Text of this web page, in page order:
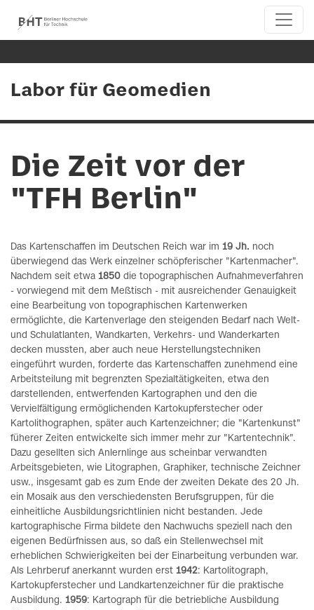
Labor für Geomedien
Die Zeit vor der
"TFH Berlin"
Das Kartenschaffen im Deutschen Reich war im 19 Jh. noch
überwiegend das Werk einzelner schöpferischer "Kartenmacher".
Nachdem seit etwa 1850 die topographischen Aufnahmeverfahren
- vorwiegend mit dem Meßtisch - mit ausreichender Genauigkeit
eine Bearbeitung von topographischen Kartenwerken
ermöglichte, die Kartenverlage den steigenden Bedarf nach Welt-
und Schulatlanten, Wandkarten, Verkehrs- und Wanderkarten
decken mussten, aber auch neue Herstellungstechniken
eingeführt wurden, forderte das Kartenschaffen zunehmend eine
Arbeitsteilung mit begrenzten Spezialtätigkeiten, etwa den
darstellenden, entwerfenden Kartographen und den die
Vervielfältigung ermöglichenden Kartokupferstecher oder
Kartolithographen, später auch Kartenzeichner; die "Kartenkunst"
füherer Zeiten entwickelte sich immer mehr zur "Kartentechnik".
Dazu gesellten sich Anlernlinge aus scheinbar verwandten
Arbeitsgebieten, wie Litographen, Graphiker, technische Zeichner
usw., insgesamt gab es zum Ende der zweiten Dekate des 20 Jh.
ein Mosaik aus den verschiedensten Berufsgruppen, für die
einheitliche Ausbildungsrichtlinien nicht bestanden. Jede
kartographische Firma bildete den Nachwuchs speziell nach den
eigenen Bedürfnissen aus, so daß ein Stellenwechsel mit
erheblichen Schwierigkeiten bei der Einarbeitung verbunden war.
Als Lehrberuf anerkannt wurden erst 1942: Kartolitograph,
Kartokupferstecher und Landkartenzeichner für die praktische
Ausbildung. 1959: Kartograph für die betriebliche Ausbildung